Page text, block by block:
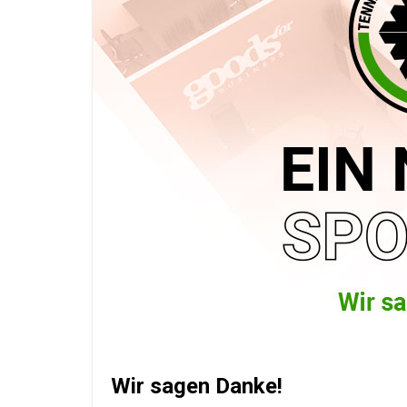
Wir sagen Danke!